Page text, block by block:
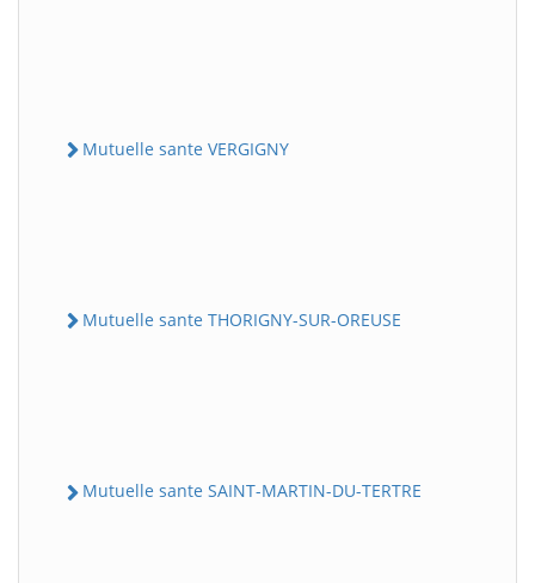
Mutuelle sante VERGIGNY
Mutuelle sante THORIGNY-SUR-OREUSE
Mutuelle sante SAINT-MARTIN-DU-TERTRE